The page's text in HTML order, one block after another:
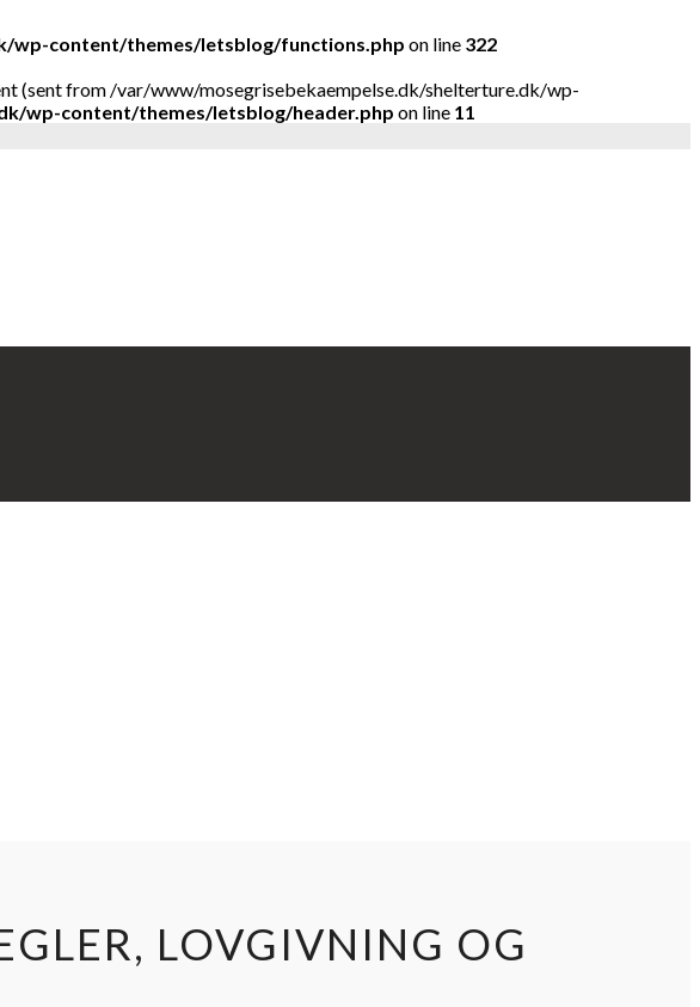
wp-content/themes/letsblog/functions.php on line 322
(sent from /var/www/mosegrisebekaempelse.dk/shelterture.dk/wp-
wp-content/themes/letsblog/header.php on line 11
LOVGIVNING OG